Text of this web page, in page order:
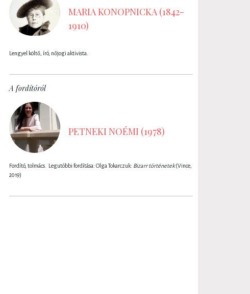
MARIA KONOPNICKA (1842-
1910)
Lengyel költő, író, nőjogi aktivista.
A fordítóról
PETNEKI NOÉMI (1978)
Fordító, tolmács. Legutóbbi fordítása: Olga Tokarczuk: Bizarr történetek(Vince,
2019)